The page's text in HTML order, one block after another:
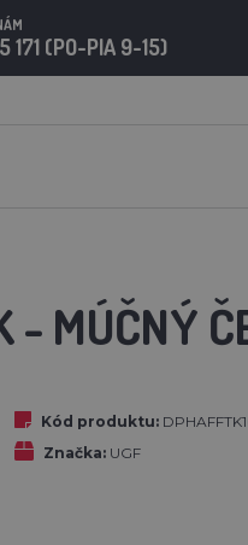
171 (PO-PIA 9-15)
- MÚČNÝ
Kód produktu:
Značka: UGF